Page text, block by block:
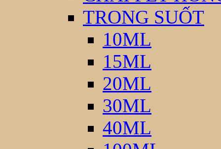
TRONG SUỐT
10ML
15ML
20ML
30ML
40ML